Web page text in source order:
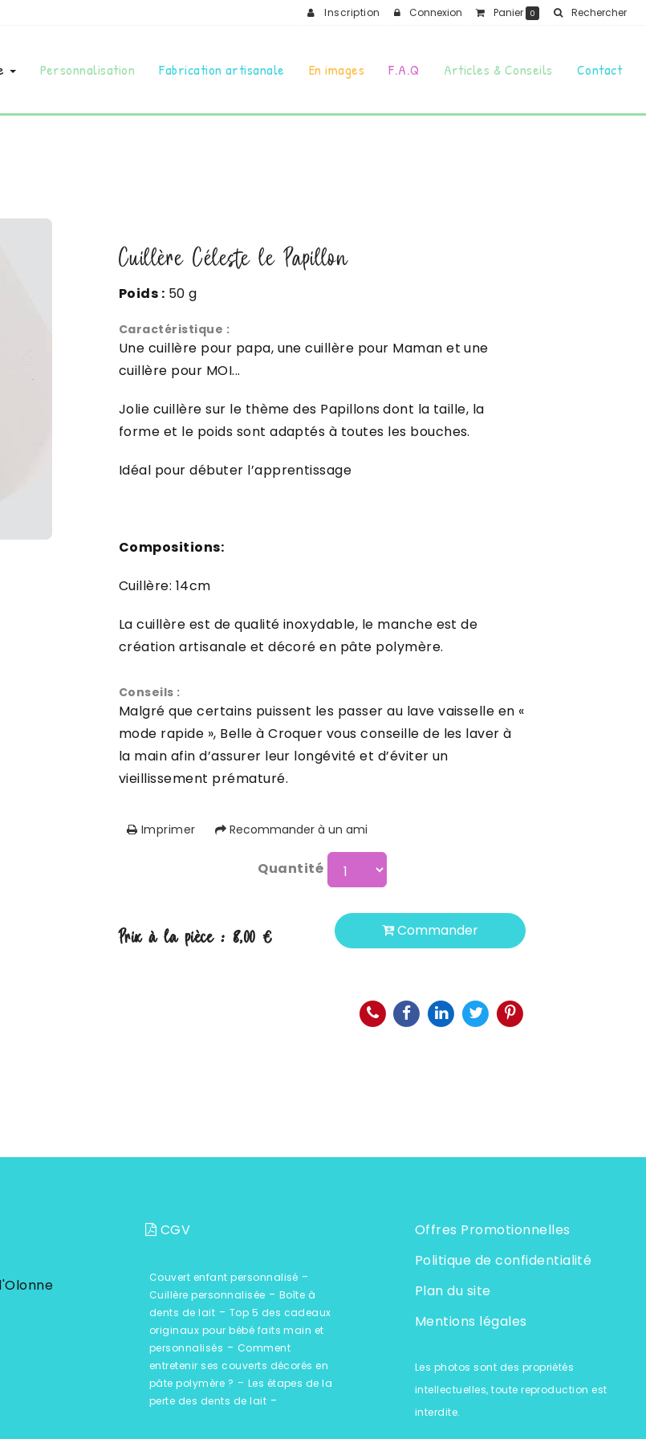
Personnalisation Fabrication artisanale En images F.A.Q Articles & Conseils Contact
Cuillère Céleste le Papillon
Poids : 50 g
Caractéristique :
Une cuillère pour papa, une cuillère pour Maman et une
cuillère pour MOI...
Jolie cuillère sur le thème des Papillonsdont la taille, la
forme et le poids sont adaptés à toutes les bouches.
Idéal pour débuter l’apprentissage
Compositions:
Cuillère: 14cm
La cuillère est de qualité inoxydable, le manche est de
création artisanale et décoré en pâte polymère.
Conseils :
Malgré que certains puissent les passer au lave vaisselle en «
mode rapide », Belle à Croquer vous conseille de les laver à
la main afin d’assurer leur longévité et d’éviter un
vieillissement prématuré.
Imprimer Recommander à un ami
Quantité
Prix à la pièce :8,00 € Commander
Inscription Connexion Panier 0 Rechercher
CGV
Couvert enfant personnalisé -
Cuillère personnalisée -Boîte à
dents de lait - Top 5 des cadeaux
originaux pour bébé faits main et
personnalisés - Comment
entretenir ses couverts décorés en
pâte polymère ? - Les étapes de la
perte des dents de lait -
Offres Promotionnelles
Politique de confidentialité
Plan du site
Mentions légales
Les photos sont des propriétés
intellectuelles, toute reproduction est
interdite.